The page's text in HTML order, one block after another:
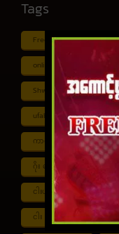
Tags
Free ငါး ပစ် ဂိမ်း
online ငါး ပစ် ဂိမ်းapp
Shwe ကာစီနို APK
ufabet เข้าสู่ระบบ
ကာစီနို ငါး ပစ် ဂိမ်း
ဂိုး ပေါင်း လောင်း နည်း
ငါးပစ်ဂိမ်း App download
ငါး ပစ် ဂိမ်း ဆော့ နည်း